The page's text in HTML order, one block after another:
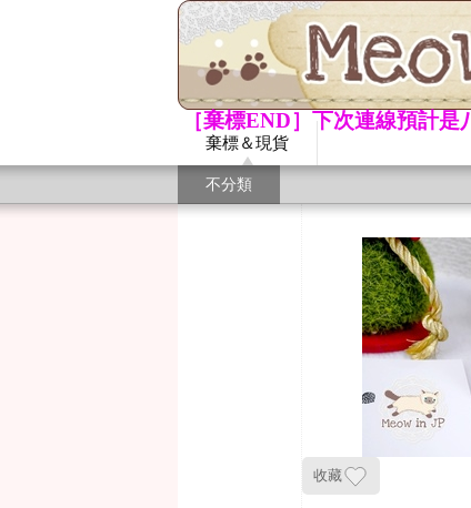
棄標＆現貨
不分類
收藏
［棄標END］下次連線預計